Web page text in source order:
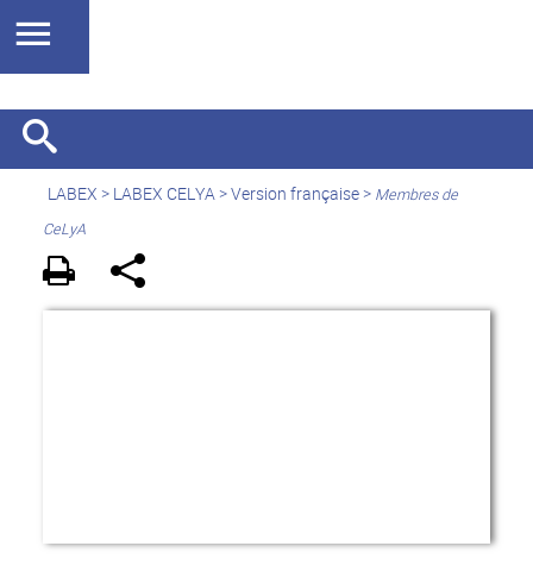
LABEX > LABEX CELYA>Version française> Membres de
CeLyA